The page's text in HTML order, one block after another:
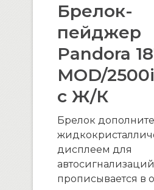
Брелок-
пейджер
Pandora
MOD/
с Ж/К
Брелок
дисплеем для
прописывается в